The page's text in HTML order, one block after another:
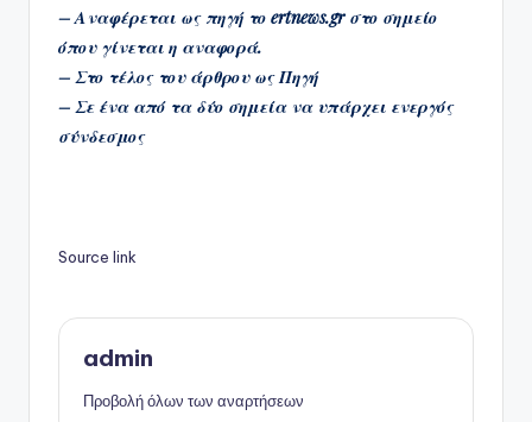
– Αναφέρεται ως πηγή το ertnews.gr στο σημείο
όπου γίνεται η αναφορά.
– Στο τέλος του άρθρου ως Πηγή
– Σε ένα από τα δύο σημεία να υπάρχει ενεργός
σύνδεσμος
Source link
admin
Προβολή όλων των αναρτήσεων